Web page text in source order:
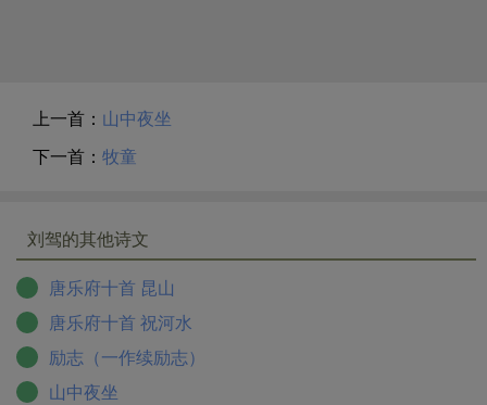
上一首： 山中夜坐
下一首： 牧童
刘驾的其他诗文
唐乐府十首 昆山
唐乐府十首 祝河水
励志（一作续励志）
山中夜坐